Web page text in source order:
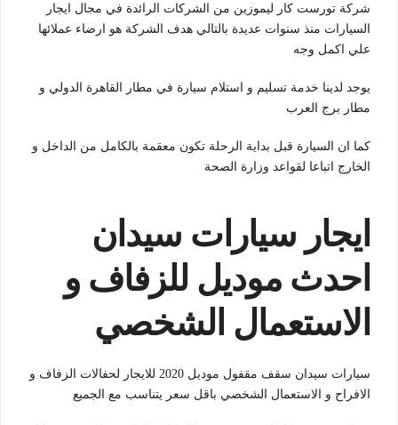
شركة تورست كار ليموزين من الشركات الرائدة في مجال ايجار
السيارات منذ سنوات عديدة بالتالي هدف الشركة هو ارضاء عملائها
علي اكمل وجه
يوجد لدينا خدمة تسليم و استلام سيارة في مطار القاهرة الدولي و
مطار برج العرب
كما ان السيارة قبل بداية الرحلة تكون معقمة بالكامل من الداخل و
الخارج اتباعا لقواعد وزارة الصحة
ايجار سيارات سيدان
احدث موديل للزفاف و
الاستعمال الشخصي
سيارات سيدان سقف مقفول موديل 2020 للايجار لحفالات الزفاف و
الافراح و الاستعمال الشخصي باقل سعر يتناسب مع الجميع